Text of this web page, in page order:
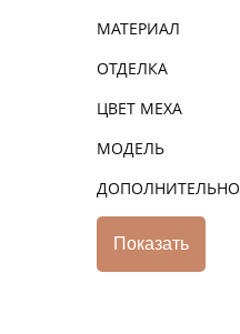
МАТЕРИАЛ
ОТДЕЛКА
ЦВЕТ МЕХА
МОДЕЛЬ
ДОПОЛНИТЕЛЬНО